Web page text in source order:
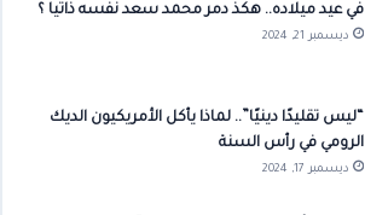
في عيد ميلاده.. هكذ دمر محمد سعد نفسه ذاتيا ؟
ديسمبر 21, 2024
“ليس تقليدًا دينيًا”.. لماذا يأكل الأمريكيون الديك
الرومي في رأس السنة
ديسمبر 17, 2024